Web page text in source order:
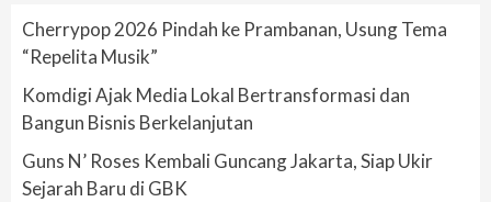
Cherrypop 2026 Pindah ke Prambanan, Usung Tema
“Repelita Musik”
Komdigi Ajak Media Lokal Bertransformasi dan
Bangun Bisnis Berkelanjutan
Guns N’ Roses Kembali Guncang Jakarta, Siap Ukir
Sejarah Baru di GBK